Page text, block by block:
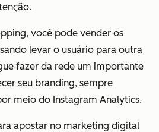
você pode vender os
levar o usuário para outra
fazer da rede um importante
seu branding, sempre
meio do Instagram Analytics.
apostar no marketing digital